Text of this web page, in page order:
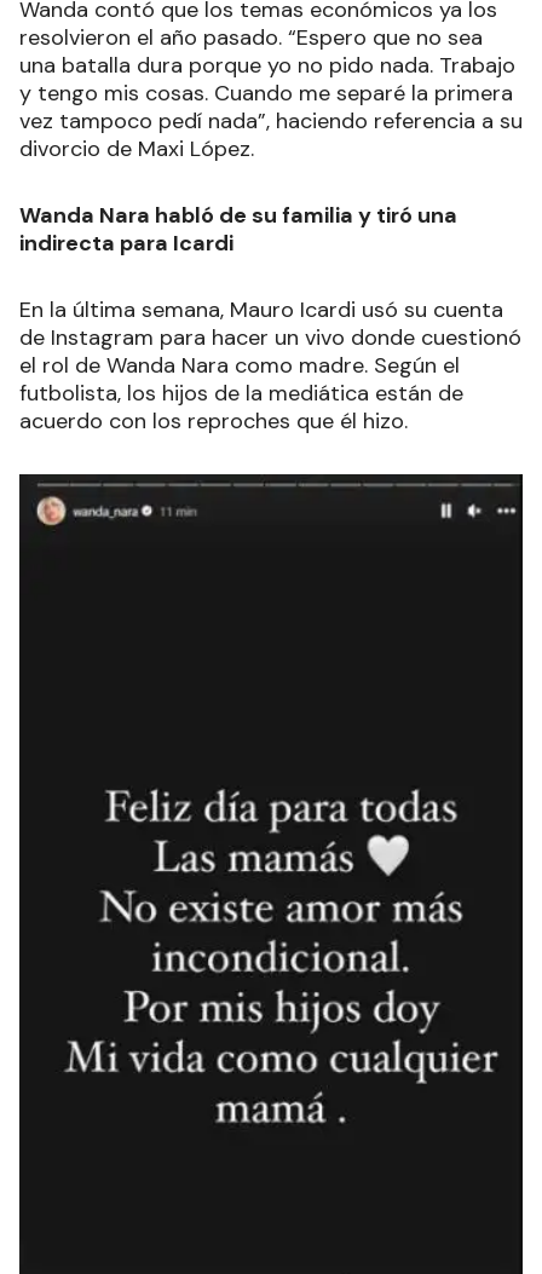
Wanda contó que los temas económicos ya los
resolvieron el año pasado. “Espero que no sea
una batalla dura porque yo no pido nada. Trabajo
y tengo mis cosas. Cuando me separé la primera
vez tampoco pedí nada”, haciendo referencia a su
divorcio de Maxi López.
Wanda Nara habló de su familia y tiró una
indirecta para Icardi
En la última semana, Mauro Icardi usó su cuenta
de Instagram para hacer un vivo donde cuestionó
el rol de Wanda Nara como madre. Según el
futbolista, los hijos de la mediática están de
acuerdo con los reproches que él hizo.